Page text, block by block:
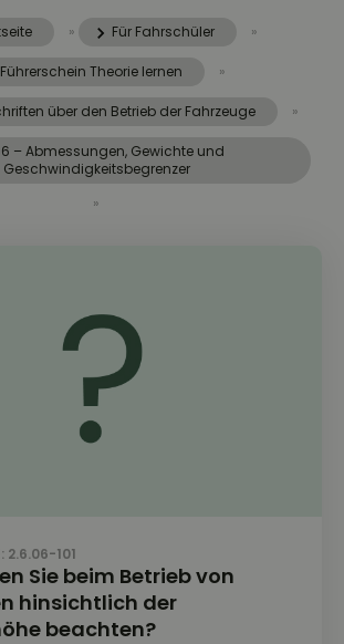
» Für Fahrschüler »
Führerschein Theorie lernen »
über den Betrieb der Fahrzeuge »
– Abmessungen, Gewichte und
Geschwindigkeitsbegrenzer
»
2.6.06-101
Sie beim Betrieb von
hinsichtlich der
beachten?